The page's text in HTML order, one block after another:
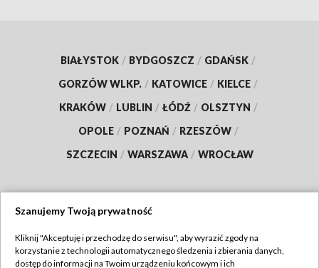
BIAŁYSTOK / BYDGOSZCZ / GDAŃSK /
GORZÓW WLKP. / KATOWICE / KIELCE /
KRAKÓW / LUBLIN / ŁÓDŹ / OLSZTYN /
OPOLE / POZNAŃ / RZESZÓW /
SZCZECIN / WARSZAWA / WROCŁAW
TVP
Szanujemy Twoją prywatność
Kliknij "Akceptuję i przechodzę do serwisu", aby wyrazić zgody na
korzystanie z technologii automatycznego śledzenia i zbierania danych,
dostęp do informacji na Twoim urządzeniu końcowym i ich